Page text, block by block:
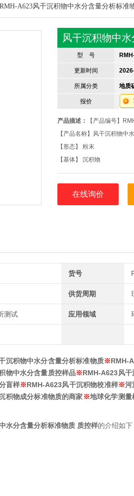
A623风干沉积物中水分含量分析标准
风干沉积物中
型 号
更新时间
所属分类 地质
报价
产品描述：
【产品编号】
【产品名称】风干沉积物中
【形态】 粉末
【基体】 沉积物
在线询价
货号
供货周期
测试 应用领域
沉积物中水分含量分析标准物质※RMH-
物中水分含量质控样品※RMH-A623风
盲样※RMH-A623风干沉积物校准样※河
积物成分标准物质的商家※地球化学测量
水分含量分析标准物质 质控样的介绍如下